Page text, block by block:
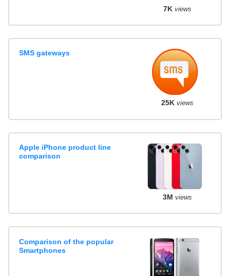
7K views
SMS gateways
25K views
Apple iPhone product line
comparison
3M views
Comparison of the popular
Smartphones